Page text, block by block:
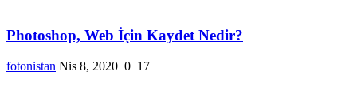
Photoshop, Web İçin Kaydet Nedir?
fotonistan Nis 8, 2020 0 17